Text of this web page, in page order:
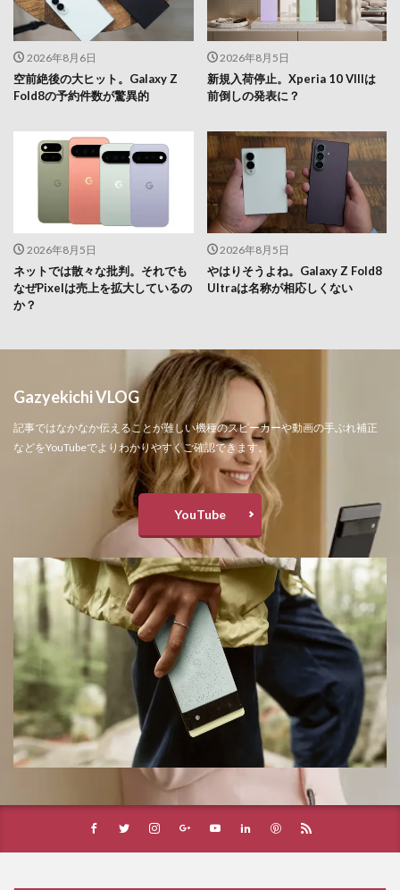
2026年8月6日
空前絶後の大ヒット。Galaxy Z
Fold8の予約件数が驚異的
2026年8月5日
新規入荷停止。Xperia 10 VIIIは
前倒しの発表に？
2026年8月5日
ネットでは散々な批判。それでも
なぜPixelは売上を拡大しているの
か？
2026年8月5日
やはりそうよね。Galaxy Z Fold8
Ultraは名称が相応しくない
Gazyekichi VLOG
記事ではなかなか伝えることが難しい機種のスピーカーや動画の手ぶれ補正
などをYouTubeでよりわかりやすくご確認できます。
YouTube